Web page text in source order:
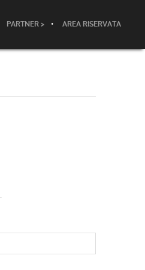
PARTNER > AREA RISERVATA